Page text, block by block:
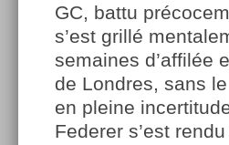
GC, battu
s’est grillé
semaines d’affilée
de Londres, sans
en pleine
Federer s’est